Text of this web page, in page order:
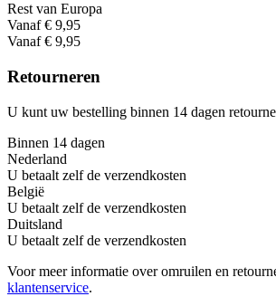
Rest van Europa
Vanaf € 9,95
Vanaf € 9,95
Retourneren
U kunt uw bestelling binnen 14 dagen
Binnen 14 dagen
Nederland
U betaalt zelf de verzendkosten
België
U betaalt zelf de verzendkosten
Duitsland
U betaalt zelf de verzendkosten
Voor meer informatie over omruilen en
klantenservice.